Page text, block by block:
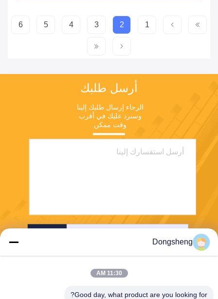
1
2
3
4
5
6
أرسل طلبك
وقت ممكن.
Dongsheng
11:30 AM
Good day, what product are you looking for?